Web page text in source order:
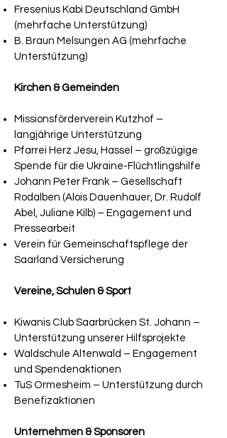
Fresenius Kabi Deutschland GmbH
(mehrfache Unterstützung)
B. Braun Melsungen AG (mehrfache
Unterstützung)
Kirchen & Gemeinden
Missionsförderverein Kutzhof –
langjährige Unterstützung
Pfarrei Herz Jesu, Hassel – großzügige
Spende für die Ukraine-Flüchtlingshilfe
Johann Peter Frank – Gesellschaft
Rodalben (Alois Dauenhauer, Dr. Rudolf
Abel, Juliane Kilb) – Engagement und
Pressearbeit
Verein für Gemeinschaftspflege der
Saarland Versicherung
Vereine, Schulen & Sport
Kiwanis Club Saarbrücken St. Johann –
Unterstützung unserer Hilfsprojekte
Waldschule Altenwald – Engagement
und Spendenaktionen
TuS Ormesheim – Unterstützung durch
Benefizaktionen
Unternehmen & Sponsoren